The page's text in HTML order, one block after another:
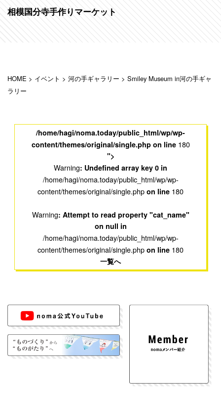
相模国分寺手作りマーケット
HOME > イベント > 河の手ギャラリー > Smiley Museum in河の手ギャ
ラリー
/home/hagi/noma.today/public_html/wp/wp-
content/themes/original/single.php on line 180
">
Warning: Undefined array key 0 in
/home/hagi/noma.today/public_html/wp/wp-
content/themes/original/single.php on line 180
Warning: Attempt to read property "cat_name"
on null in
/home/hagi/noma.today/public_html/wp/wp-
content/themes/original/single.php on line 180
一覧へ